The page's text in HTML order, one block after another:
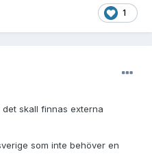
1
skall finnas externa
som inte behöver en